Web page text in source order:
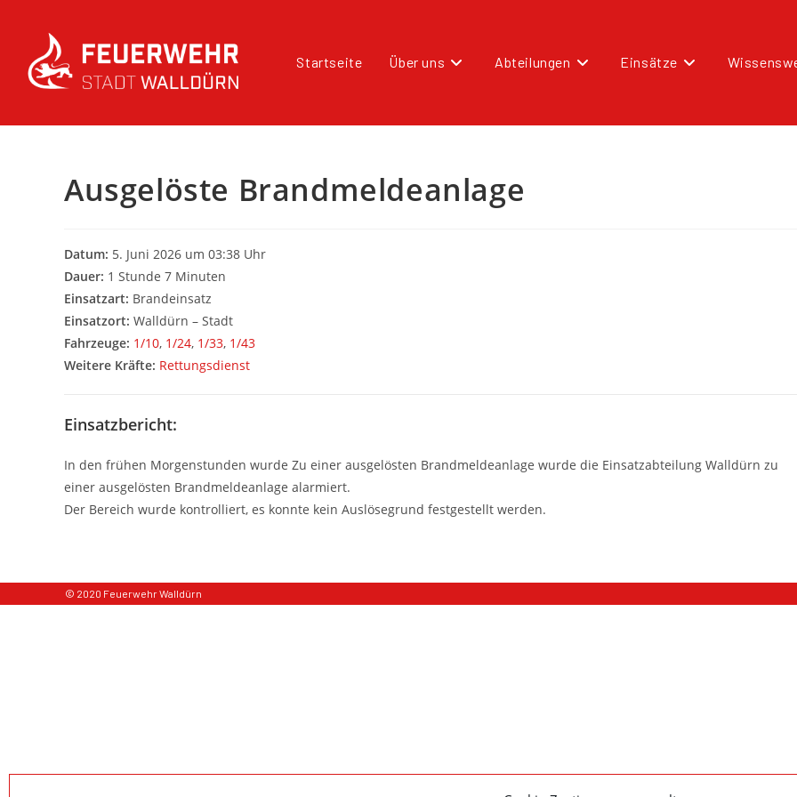
Startseite Über uns Abteilungen Einsätze
Ausgelöste Brandmeldeanlage
Datum: 5. Juni 2026 um 03:38 Uhr
Dauer: 1 Stunde 7 Minuten
Einsatzart: Brandeinsatz
Einsatzort: Walldürn – Stadt
Fahrzeuge: 1/10, 1/24, 1/33, 1/43
Weitere Kräfte: Rettungsdienst
Einsatzbericht:
In den frühen Morgenstunden wurde Zu einer ausgelösten Brandmeldeanlage wurde die Einsatzabteilung Walldürn zu
einer ausgelösten Brandmeldeanlage alarmiert.
Der Bereich wurde kontrolliert, es konnte kein Auslösegrund festgestellt werden.
© 2020 Feuerwehr Walldürn